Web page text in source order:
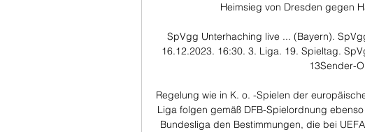
Heimsieg von Dresden gegen
SpVgg Unterhaching live ... (Bayern).
16.12.2023. 16:30. 3. Liga. 19. Spieltag.
13Sender-
Regelung wie in K. o. -Spielen der
Liga folgen gemäß DFB-Spielordnung
Bundesliga den Bestimmungen, die bei